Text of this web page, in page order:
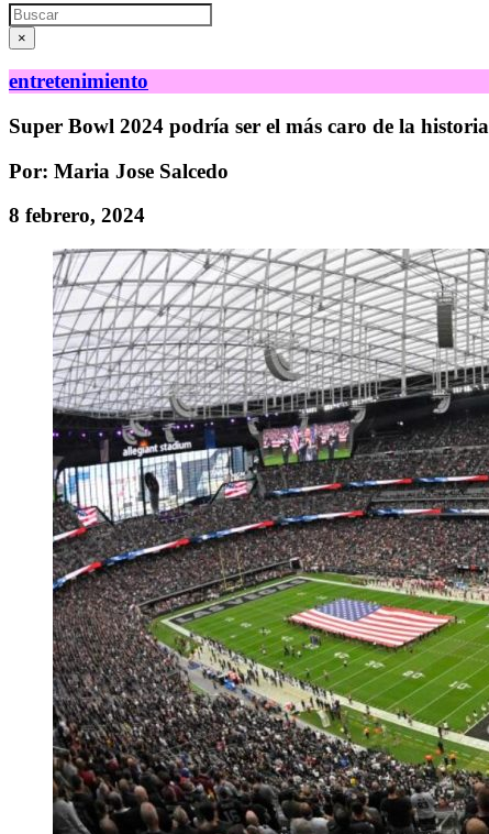
Search
×
entretenimiento
Super Bowl 2024 podría ser el más caro de la historia
Por: Maria Jose Salcedo
8 febrero, 2024